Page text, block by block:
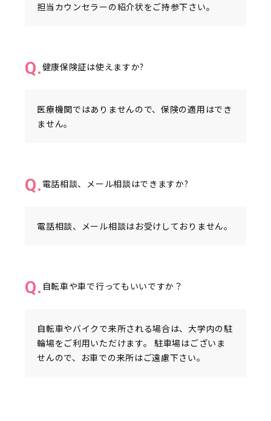
担当カウンセラーの紹介状をご持参下さい。
Q.健康保険証は使えますか?
医療機関ではありませんので、保険の適用はでき
ません。
Q. 電話相談、メール相談はできますか?
電話相談、メール相談はお受けしておりません。
Q. 自転車や車で行ってもいいですか？
自転車やバイクで来所される場合は、大学内の駐
輪場をご利用いただけます。 駐車場はございま
せんので、お車での来所はご遠慮下さい。